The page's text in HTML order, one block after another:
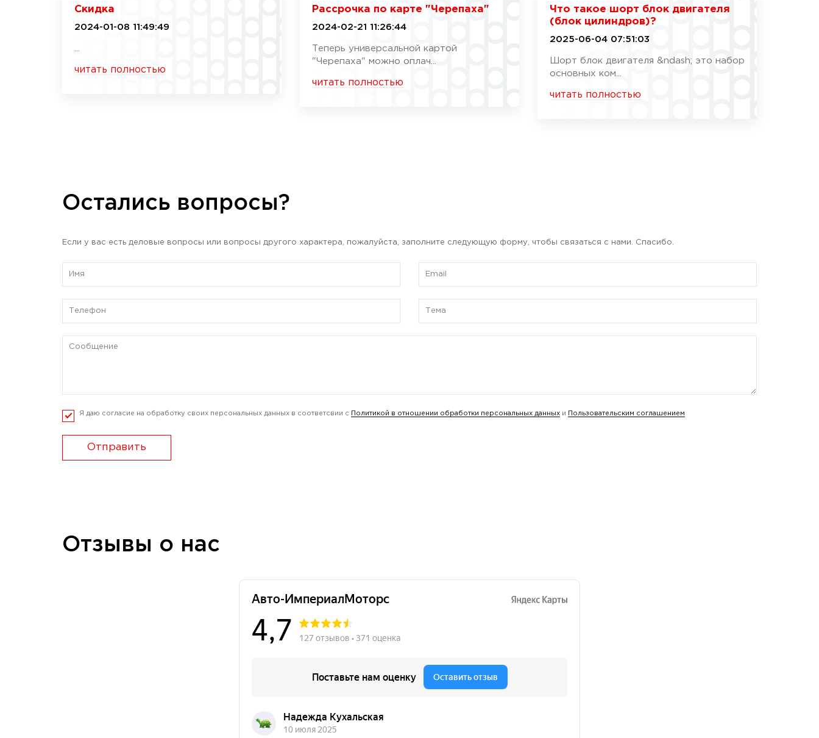
Скидка
2024-01-08 11:49:49
читать полностью
Рассрочка по карте "Черепаха"
2024-02-21 11:26:44
Теперь универсальной картой
"Черепаха" можно оплач...
читать полностью
Что такое шорт блок двигателя
(блок цилиндров)?
2025-06-04 07:51:03
Шорт блок двигателя &ndash; это набор
основных ком...
читать полностью
Остались вопросы?
Если у вас есть деловые вопросы или вопросы другого характера, пожалуйста, заполните следующую форму, чтобы связаться с нами. Спасибо.
Я даю согласие на обработку своих персональных данных в соответсвии с Политикой в отношении обработки персональных данных и Пользовательским соглашением
Отправить
Отзывы о нас